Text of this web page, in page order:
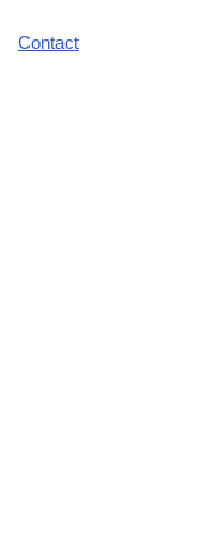
Contact